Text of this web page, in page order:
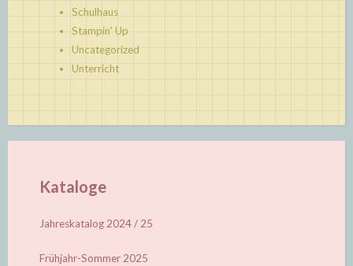
Schulhaus
Stampin' Up
Uncategorized
Unterricht
Kataloge
Jahreskatalog 2024 / 25
Frühjahr-Sommer 2025